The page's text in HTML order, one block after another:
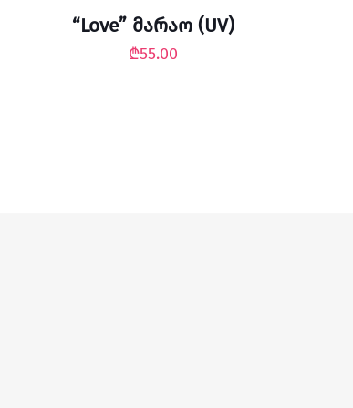
“Love” მარაო (UV)
₾55.00